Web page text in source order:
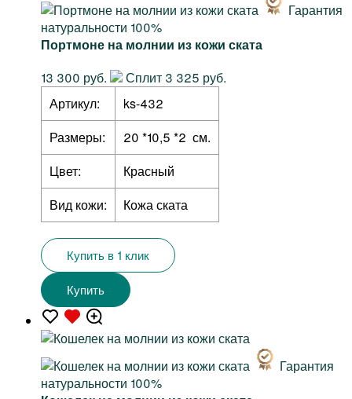
Гарантия
натуральности 100%
Портмоне на молнии из кожи ската
13 300 руб.
Сплит 3 325 руб.
Артикул:
ks-432
Размеры:
20 *10,5 *2 см.
Цвет:
Красный
Вид кожи:
Кожа ската
Купить в 1 клик
Купить
Гарантия
натуральности 100%